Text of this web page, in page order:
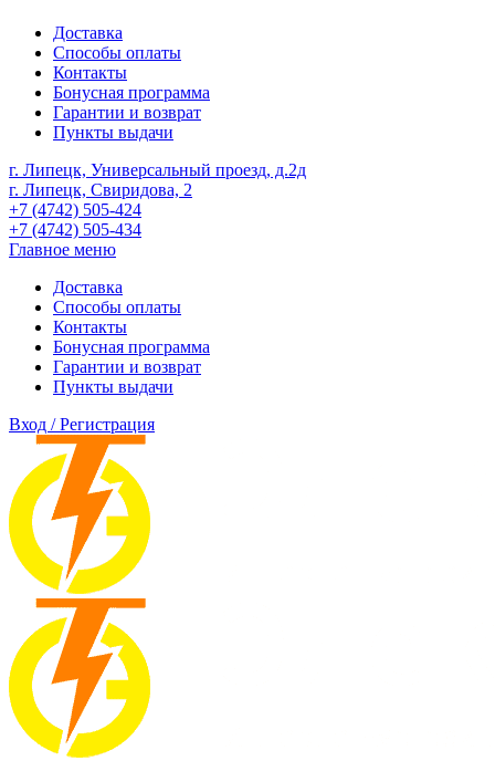
Доставка
Способы оплаты
Контакты
Бонусная программа
Гарантии и возврат
Пункты выдачи
г. Липецк, Универсальный проезд, д.2д
г. Липецк, Свиридова, 2
+7 (4742) 505-424
+7 (4742) 505-434
Главное меню
Доставка
Способы оплаты
Контакты
Бонусная программа
Гарантии и возврат
Пункты выдачи
Вход / Регистрация